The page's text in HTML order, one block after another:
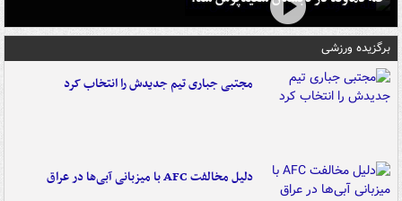
برگزیده ورزشی
مجتبی جباری تیم جدیدش را انتخاب کرد
دلیل مخالفت AFC با میزبانی آبی‌ها در عراق